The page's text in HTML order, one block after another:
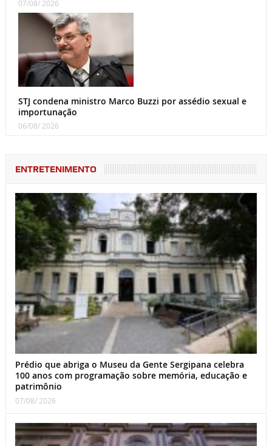
07/08/ 2026
STJ condena ministro Marco Buzzi por assédio sexual e
importunação
06/08/ 2026
ENTRETENIMENTO
Prédio que abriga o Museu da Gente Sergipana celebra
100 anos com programação sobre memória, educação e
patrimônio
07/08/ 2026